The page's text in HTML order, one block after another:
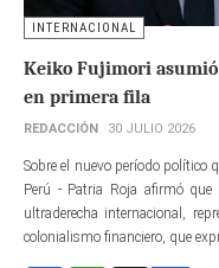
INTERNACIONAL
Keiko Fujimori
en primera fila
REDACCIÓN 30 JULIO 2026
Sobre el nuevo período político
Perú - Patria Roja afirmó
ultraderecha internacional,
colonialismo financiero, que